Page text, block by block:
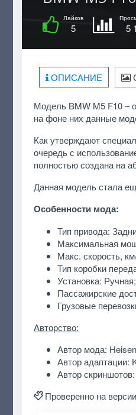
Лайков
5 5
ОПИСАНИЕ
Модель BMW M5 F10 –
на фоне них данные
Как утверждают
очередь с
полностью создана на
Данная модель стала
Особенности мода:
Тип привода:
Максимальная
Макс. скорость,
Тип коробки
Установка: Ручная;
Пассажирские
Грузовые
Авторство:
Автор мода:
Автор адаптации:
Автор
Проверенно на